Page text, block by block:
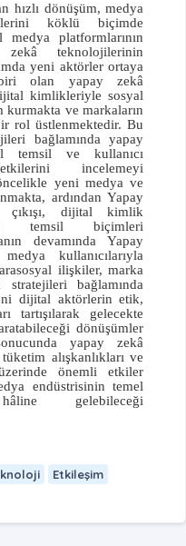
hızlı dönüşüm, medya
köklü biçimde
platformlarının
teknolojilerinin
yeni aktörler ortaya
biri olan yapay zekâ
kimlikleriyle sosyal
kurmakta ve markaların
rol üstlenmektedir. Bu
bağlamında yapay
temsil ve kullanıcı
incelemeyi
yeni medya ve
ardından Yapay
çıkışı, dijital kimlik
temsil biçimleri
devamında Yapay
kullanıcılarıyla
ilişkiler, marka
bağlamında
dijital aktörlerin etik,
tartışılarak gelecekte
dönüşümler
yapay zekâ
alışkanlıkları ve
önemli etkiler
endüstrisinin temel
gelebileceği
Etkileşim